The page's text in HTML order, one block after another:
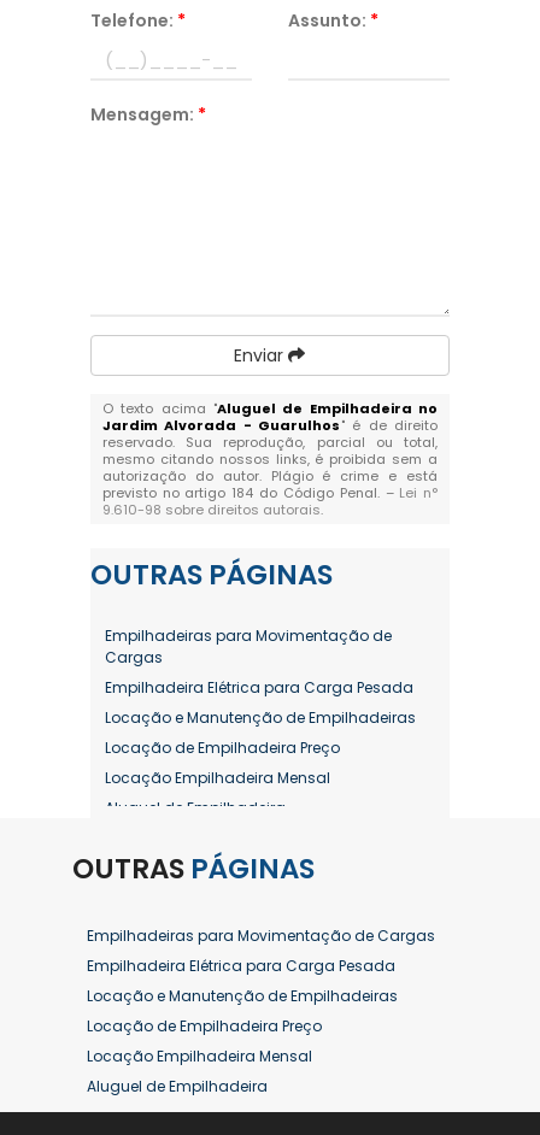
Telefone: * Assunto: *
Mensagem: *
Enviar
O texto acima "Aluguel de Empilhadeira no
Jardim Alvorada - Guarulhos" é de direito
reservado. Sua reprodução, parcial ou total,
mesmo citando nossos links, é proibida sem a
autorização do autor. Plágio é crime e está
previsto no artigo 184 do Código Penal. – Lei n°
9.610-98 sobre direitos autorais.
OUTRAS PÁGINAS
Empilhadeiras para Movimentação de
Cargas
Empilhadeira Elétrica para Carga Pesada
Locação e Manutenção de Empilhadeiras
Locação de Empilhadeira Preço
Locação Empilhadeira Mensal
Aluguel de Empilhadeira
Aluguel de Empilhadeira Diária Valor
Aluguel de Empilhadeira Elétrica Preço
Aluguel de Empilhadeira Mensal
Aluguel de Empilhadeira Preço
Aluguel de Empilhadeira Valor
Aluguel de Empilhadeiras Eletricas
Conserto de Empilhadeira
Contrato de Locação de Empilhadeira
OUTRAS PÁGINAS
Empilhadeiras para Movimentação de Cargas
Empilhadeira Elétrica para Carga Pesada
Locação e Manutenção de Empilhadeiras
Locação de Empilhadeira Preço
Locação Empilhadeira Mensal
Aluguel de Empilhadeira
Aluguel de Empilhadeira a Combustão